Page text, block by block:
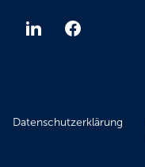
Datenschutzerklärung